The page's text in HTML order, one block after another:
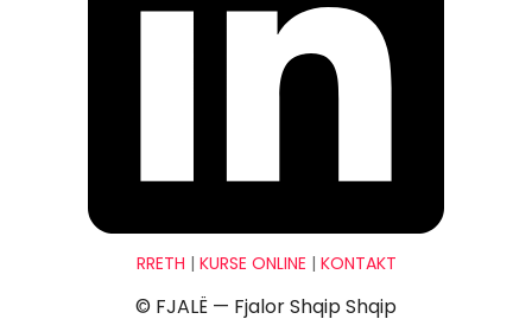
RRETH | KURSE ONLINE | KONTAKT
© FJALË — Fjalor Shqip Shqip